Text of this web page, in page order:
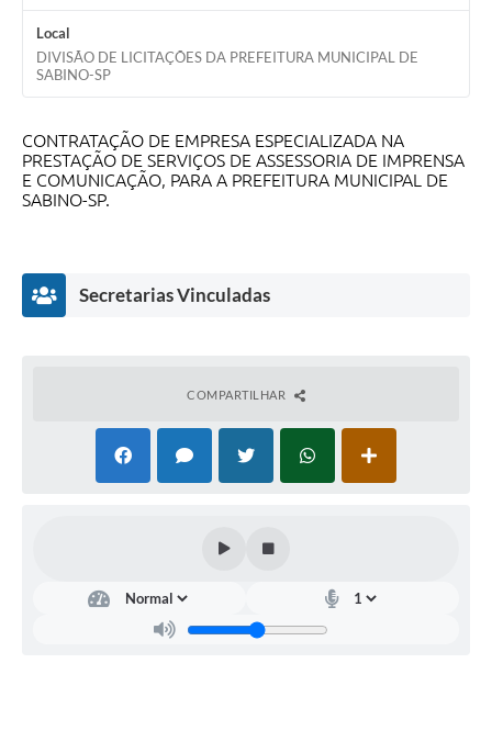
Local
DIVISÃO DE LICITAÇÕES DA PREFEITURA MUNICIPAL DE
SABINO-SP
CONTRATAÇÃO DE EMPRESA ESPECIALIZADA NA
PRESTAÇÃO DE SERVIÇOS DE ASSESSORIA DE IMPRENSA
E COMUNICAÇÃO, PARA A PREFEITURA MUNICIPAL DE
SABINO-SP.
Secretarias Vinculadas
tori
COMPARTILHAR